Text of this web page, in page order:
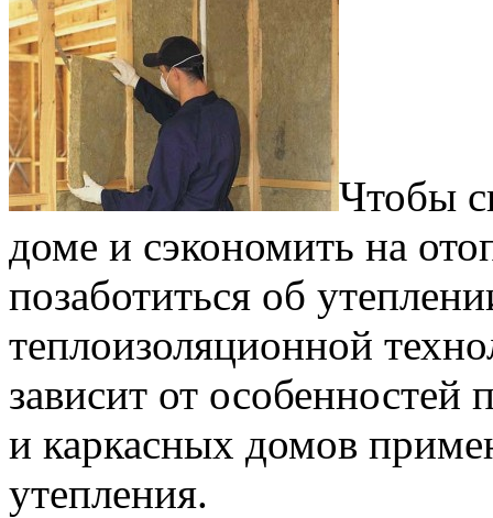
Чтобы
доме и сэкономить на
позаботиться об
теплоизоляционной
зависит от
и каркасных домов
утепления.